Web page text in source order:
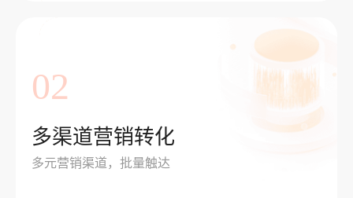
02
多渠道营销转化
多元营销渠道，批量触达